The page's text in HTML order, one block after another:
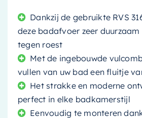
Dankzij de gebruikte RVS
deze badafvoer zeer duurzaam
tegen roest
Met de ingebouwde
vullen van uw bad een fluitje
Het strakke en moderne
perfect in elke badkamerstijl
Eenvoudig te monteren